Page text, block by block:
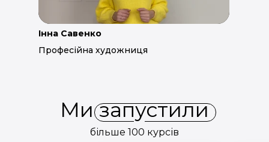
Інна Савенко
Професійна художниця
Ми запустили
більше 100 курсів